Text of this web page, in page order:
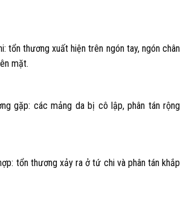
tổn thương xuất hiện trên ngón tay, ngón chân
mặt.
gặp: các mảng da bị cô lập, phân tán rộng
tổn thương xảy ra ở tứ chi và phân tán khắp